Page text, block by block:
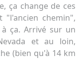
ça change de ces
chemin",
ça. Arrivé sur un
et au loin,
(bien qu'à 14 km